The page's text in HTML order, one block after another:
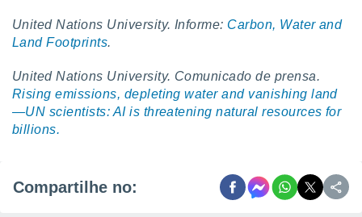
United Nations University. Informe: Carbon, Water and
Land Footprints.
United Nations University. Comunicado de prensa.
Rising emissions, depleting water and vanishing land
—UN scientists: AI is threatening natural resources for
billions.
Compartilhe no: